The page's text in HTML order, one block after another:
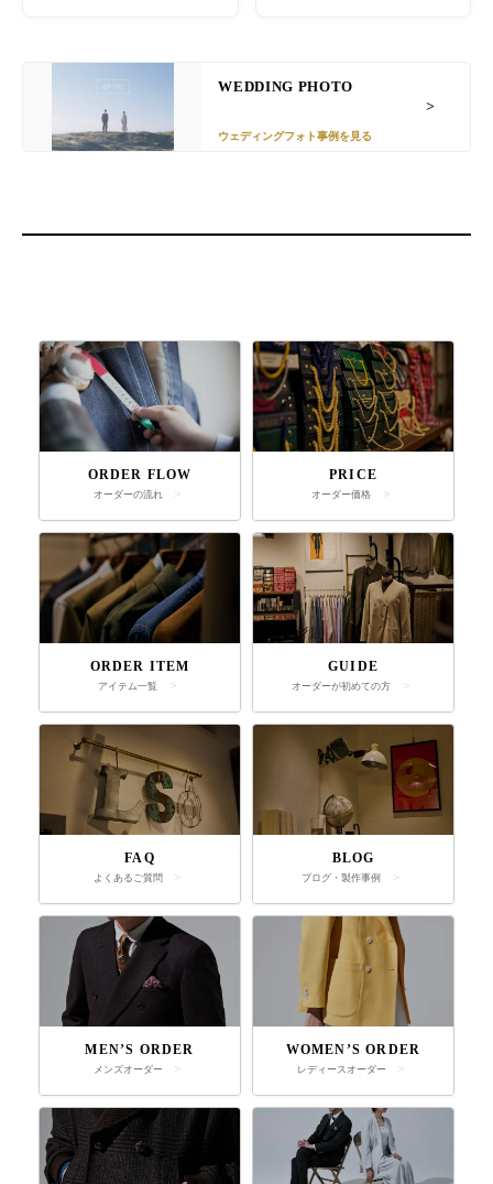
WEDDING PHOTO
ウェディングフォト事例を見る
ORDER FLOW
オーダーの流れ
PRICE
オーダー価格
ORDER ITEM
アイテム一覧
GUIDE
オーダーが初めての方
FAQ
よくあるご質問
BLOG
ブログ・製作事例
MEN’S ORDER
メンズオーダー
WOMEN’S ORDER
レディースオーダー